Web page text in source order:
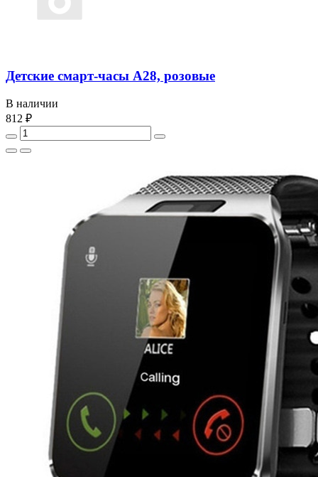
Детские смарт-часы A28, розовые
В наличии
812 ₽